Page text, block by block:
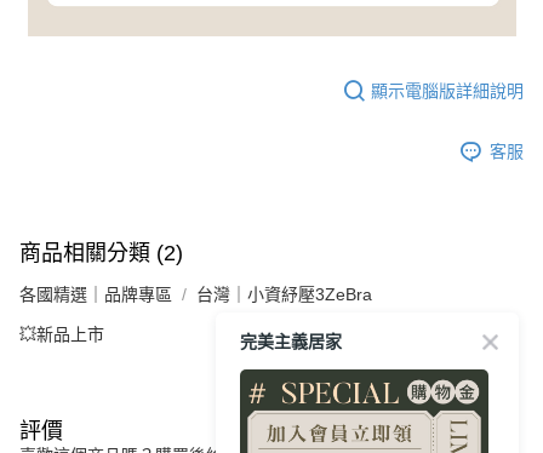
顯示電腦版詳細說明
客服
商品相關分類 (2)
各國精選｜品牌專區 台灣｜小資紓壓3ZeBra
💥新品上市
評價
完美主義居家